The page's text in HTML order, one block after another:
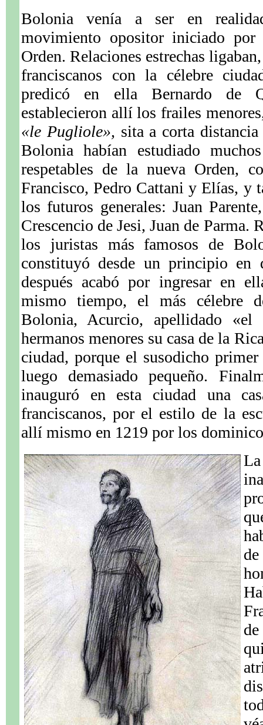
Bolonia venía a ser en
movimiento opositor iniciado
Orden. Relaciones estrechas
franciscanos con la célebre
predicó en ella Bernardo de
establecieron allí los frailes
«le Pugliole», sita a corta
Bolonia habían estudiado
respetables de la nueva Orden,
Francisco, Pedro Cattani y Elías, y
los futuros generales: Juan
Crescencio de Jesi, Juan de Parma.
los juristas más famosos de
constituyó desde un principio en
después acabó por ingresar en
mismo tiempo, el más célebre
Bolonia, Acurcio, apellidado «el
hermanos menores su casa de la
ciudad, porque el susodicho
luego demasiado pequeño.
inauguró en esta ciudad una
franciscanos, por el estilo de la
allí mismo en 1219 por los